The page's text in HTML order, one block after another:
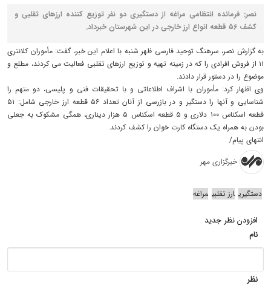
نصر: فرمانده انتظامی مراغه از دستگیری دو نفر توزیع کننده ارزهای تقلبی و
کشف ۵۶ قطعه انواع ارز خارجی در این شهرستان خبرداد.
به گزارش نصر، سرهنگ توحید فارسی ظهر شنبه با اعلام این خبر، گفت: مأموران کلانتری
۱۱ از فروش افرادی را که در زمینه تهیه و توزیع ارزهای تقلبی فعالیت می کردند، مطلع و
موضوع را در دستور قرار دادند.
وی اظهار کرد: مأموران با اشراف اطلاعاتی و با تحقیقات فنی و پلیسی، دو متهم را
شناسایی و آنها را دستگیر و در بازرسی از آنان تعداد ۵۶ قطعه ارز خارجی شامل: ۵۱
قطعه اسکناس ۱۰۰ دلاری و ۵ قطعه اسکناس ۵ هزار دیناری، همگی مشکوک به جعلی
بودن به همراه یک دستگاه کارت خوان را کشف کردند.
انتهای پیام/
خبرگزاری مهر
دستگیری ارز تقلبی مراغه
افزودن نظر جدید
نام
نظر